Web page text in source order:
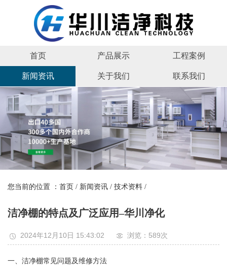
首页 产品展示 工程案例
新闻资讯 关于我们 联系我们
您当前的位置 ： 首页 / 新闻资讯 / 技术资料 /
洁净棚的特点及广泛应用–华川净化
2024年12月10日 15:43:02 浏览：589次
一、洁净棚常见问题及维修方法